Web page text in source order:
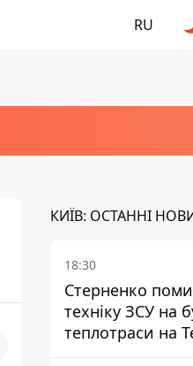
RU
КИЇВ: ОСТАННІ
18:30
Стерненко
техніку ЗСУ на
теплотраси на
задіяли